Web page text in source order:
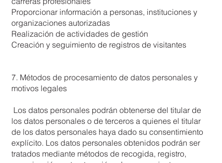
Proporcionar información a personas, instituciones y
organizaciones autorizadas
Realización de actividades de gestión
Creación y seguimiento de registros de visitantes
7. Métodos de procesamiento de datos personales y
motivos legales
Los datos personales podrán obtenerse del titular de
los datos personales o de terceros a quienes el titular
de los datos personales haya dado su consentimiento
explícito. Los datos personales obtenidos podrán ser
tratados mediante métodos de recogida, registro,